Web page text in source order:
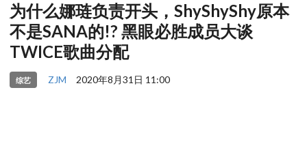
为什么娜琏负责开头，ShyShyShy原本
不是SANA的!? 黑眼必胜成员大谈
TWICE歌曲分配
综艺 ZJM 2020年8月31日 11:00